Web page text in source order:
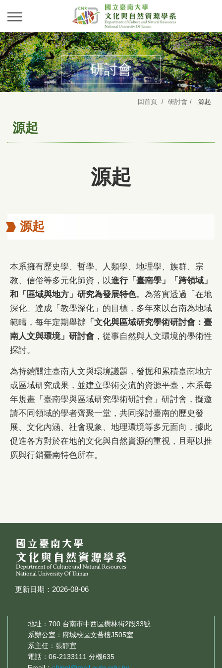
研討會
回首頁 研討會 源起
源起
源起
源起
本系擁有歷史學、哲學、人類學、地理學、族群、宗
教、信俗等多元化師資，以進行「臺南學」「跨領域」
和「區域與地方」研究為發展特色。為落實透過「在地
深化」達成「教學深化」的目標，多年來以台南為地域
範疇，每年定期舉辦 「文化與區域研究學術研討會：臺
南人文與環境」研討會 ，從事自然與人文環境的學術性
探討。
為持續關注臺南人文與環境議題，發掘和累積臺南地方
或區域研究成果，並建立學術交流的資源平臺，本系每
年規畫「臺南學與區域研究學術研討會」研討會，擬邀
請不同領域的學者齊聚一堂，共同探討臺南的歷史發
展、文化內涵、社會現象、地理環境等多元面向，據此
促進各方對於在地的文化與自然資源的重視，且藉以推
廣與行銷臺南特色所在。
更新日期：2026-08-06
地址：700 台南市中西區樹林街2段33號
系辦公室：府城校區文薈樓J505室
系主任：張靜宜
電話：06-2133111 分機635